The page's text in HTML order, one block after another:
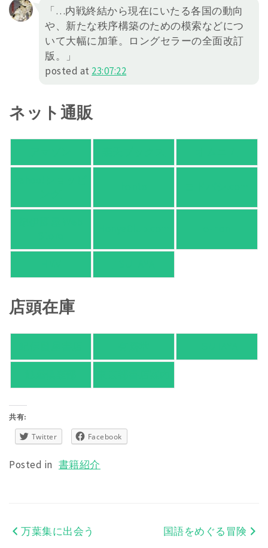
「…内戦終結から現在にいたる各国の動向
や、新たな秩序構築のための模索などにつ
いて大幅に加筆。ロングセラーの全面改訂
版。」
posted at 23:07:22
ネット通販
店頭在庫
共有:
Twitter Facebook
Posted in 書籍紹介
投万葉集に出会う 国語をめぐる冒険